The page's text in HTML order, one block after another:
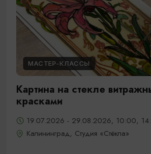
МАСТЕР-КЛАССЫ
Картина на стекле
красками
19.07.2026 - 29.08.2026, 10:00,
Калининград, Студия «Стёкла»